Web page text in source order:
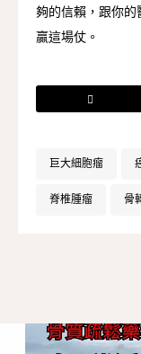
夠的信賴，跟你的
贏這場仗。
巨大細胞瘤
脊椎腫瘤 骨